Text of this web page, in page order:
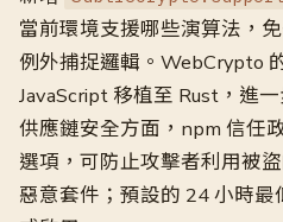
當前環境支援哪些演算法，
例外捕捉邏輯。WebCrypto
JavaScript 移植至 Rust，進
供應鏈安全方面，npm 信任
選項，可防止攻擊者利用被
惡意套件；預設的 24 小時